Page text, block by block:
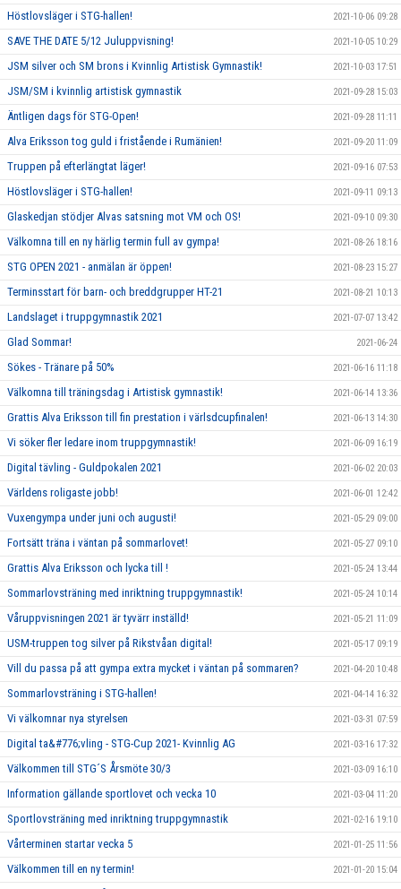
Höstlovsläger i STG-hallen! 2021-10-06 09:28
SAVE THE DATE 5/12 Juluppvisning! 2021-10-05 10:29
JSM silver och SM brons i Kvinnlig Artistisk Gymnastik! 2021-10-03 17:51
JSM/SM i kvinnlig artistisk gymnastik 2021-09-28 15:03
Äntligen dags för STG-Open! 2021-09-28 11:11
Alva Eriksson tog guld i fristående i Rumänien! 2021-09-20 11:09
Truppen på efterlängtat läger! 2021-09-16 07:53
Höstlovsläger i STG-hallen! 2021-09-11 09:13
Glaskedjan stödjer Alvas satsning mot VM och OS! 2021-09-10 09:30
Välkomna till en ny härlig termin full av gympa! 2021-08-26 18:16
STG OPEN 2021 - anmälan är öppen! 2021-08-23 15:27
Terminsstart för barn- och breddgrupper HT-21 2021-08-21 10:13
Landslaget i truppgymnastik 2021 2021-07-07 13:42
Glad Sommar! 2021-06-24
Sökes - Tränare på 50% 2021-06-16 11:18
Välkomna till träningsdag i Artistisk gymnastik! 2021-06-14 13:36
Grattis Alva Eriksson till fin prestation i värlsdcupfinalen! 2021-06-13 14:30
Vi söker fler ledare inom truppgymnastik! 2021-06-09 16:19
Digital tävling - Guldpokalen 2021 2021-06-02 20:03
Världens roligaste jobb! 2021-06-01 12:42
Vuxengympa under juni och augusti! 2021-05-29 09:00
Fortsätt träna i väntan på sommarlovet! 2021-05-27 09:10
Grattis Alva Eriksson och lycka till ! 2021-05-24 13:44
Sommarlovsträning med inriktning truppgymnastik! 2021-05-24 10:14
Våruppvisningen 2021 är tyvärr inställd! 2021-05-21 11:09
USM-truppen tog silver på Rikstvåan digital! 2021-05-17 09:19
Vill du passa på att gympa extra mycket i väntan på sommaren? 2021-04-20 10:48
Sommarlovsträning i STG-hallen! 2021-04-14 16:32
Vi välkomnar nya styrelsen 2021-03-31 07:59
Digital ta&#776;vling - STG-Cup 2021- Kvinnlig AG 2021-03-16 17:32
Välkommen till STG´S Årsmöte 30/3 2021-03-09 16:10
Information gällande sportlovet och vecka 10 2021-03-04 11:20
Sportlovsträning med inriktning truppgymnastik 2021-02-16 19:10
Vårterminen startar vecka 5 2021-01-25 11:56
Välkommen till en ny termin! 2021-01-20 15:04